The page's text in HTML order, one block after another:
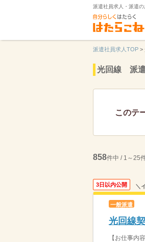
派遣社員求人・派遣の
派遣社員求人TOP >
光回線 派
このテ
858件中 / 1～25
3日以内公開 ＼
一般派遣
光回線
【お仕事内